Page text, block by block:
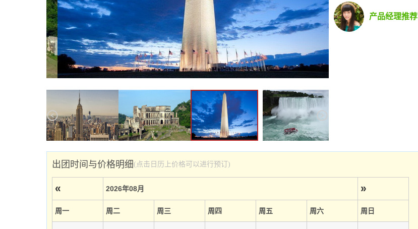
产品经理推荐
出团时间与价格明细(点击日历上价格可以进行预订)
« 2026年08月 »
周一 周二 周三 周四 周五 周六 周日